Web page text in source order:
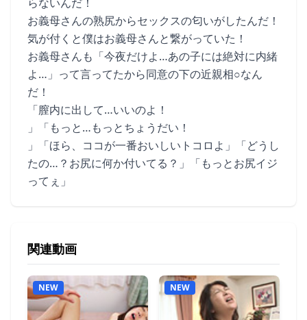
お義母さんの熟尻からセックスの匂いがしたんだ！
気が付くと僕はお義母さんと繋がっていた！
お義母さんも「今夜だけよ…あの子には絶対に内緒
よ…」って言ってたから同意の下の近親相○なん
だ！
「膣内に出して…いいのよ！
」「もっと…もっとちょうだい！
」「ほら、ココが一番おいしいトコロよ」「どうし
たの…？お尻に何か付いてる？」「もっとお尻イジ
ってぇ」
関連動画
NEW NEW